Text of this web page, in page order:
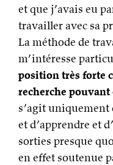
et que j’avais eu
travailler avec sa
La méthode de
m’intéresse
position très forte
recherche
s’agit uniquement
et d’apprendre et
sorties presque
en effet soutenue